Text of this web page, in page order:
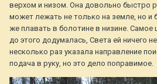
верхом и низом. Она довольно быстро
может лежать не только на земле, но и
же плавать в болотине в низине. Самое
до этого додумалась, Света ей ничего
несколько раз указала направление
подача в руку, но это дело поправимое.